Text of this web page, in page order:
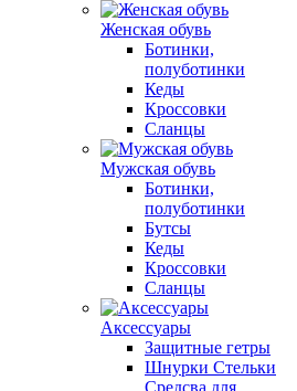
Женская обувь
Ботинки,
полуботинки
Кеды
Кроссовки
Сланцы
Мужская обувь
Ботинки,
полуботинки
Бутсы
Кеды
Кроссовки
Сланцы
Аксессуары
Защитные гетры
Шнурки Стельки
Средсва для